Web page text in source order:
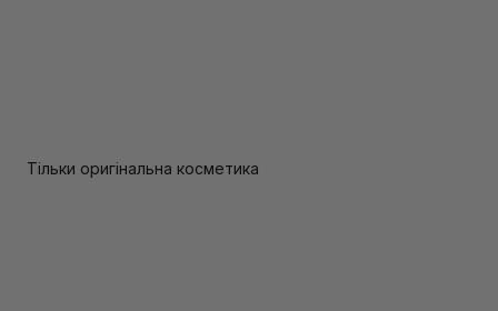
Тільки оригінальна косметика